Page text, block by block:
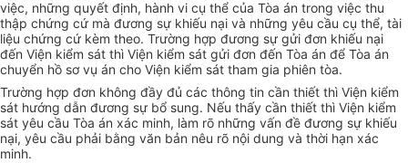
việc, những quyết định, hành vi cụ thể của Tòa án trong việc thu
thập chứng cứ mà đương sự khiếu nại và những yêu cầu cụ thể, tài
liệu chứng cứ kèm theo. Trường hợp đương sự gửi đơn khiếu nại
đến Viện kiểm sát thì Viện kiểm sát gửi đơn đến Tòa án để Tòa án
chuyển hồ sơ vụ án cho Viện kiểm sát tham gia phiên tòa.
Trường hợp đơn không đầy đủ các thông tin cần thiết thì Viện kiểm
sát hướng dẫn đương sự bổ sung. Nếu thấy cần thiết thì Viện kiểm
sát yêu cầu Tòa án xác minh, làm rõ những vấn đề đương sự khiếu
nại, yêu cầu phải bằng văn bản nêu rõ nội dung và thời hạn xác
minh.